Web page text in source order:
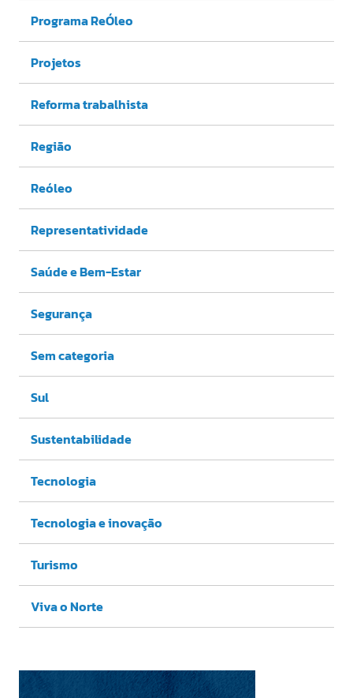
Programa ReÓleo
Projetos
Reforma trabalhista
Região
Reóleo
Representatividade
Saúde e Bem-Estar
Segurança
Sem categoria
Sul
Sustentabilidade
Tecnologia
Tecnologia e inovação
Turismo
Viva o Norte